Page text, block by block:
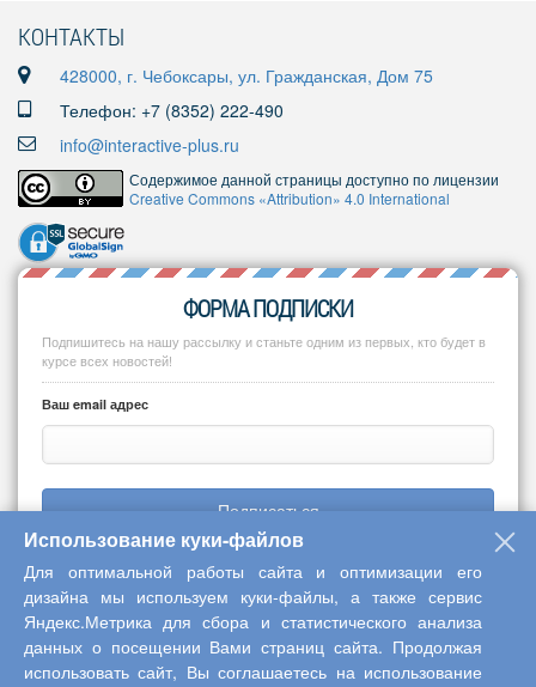
КОНТАКТЫ
428000, г. Чебоксары, ул. Гражданская, Дом 75
Телефон: +7 (8352) 222-490
info@interactive-plus.ru
Содержимое данной страницы доступно по лицензии
Creative Commons «Attribution» 4.0 International
ФОРМА ПОДПИСКИ
Подпишитесь на нашу рассылку и станьте одним из первых, кто будет в
курсе всех новостей!
Ваш email адрес
Подписаться
Copyright © 2013-2026 Центр научного сотрудничества «Интерактив
плюс»
Использование куки-файлов
Для оптимальной работы сайта и оптимизации его
дизайна мы используем куки-файлы, а также сервис
Яндекс.Метрика для сбора и статистического анализа
данных о посещении Вами страниц сайта. Продолжая
использовать сайт, Вы соглашаетесь на использование